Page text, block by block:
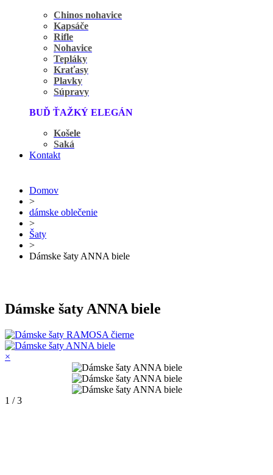
Chinos nohavice
Kapsáče
Rifle
Nohavice
Tepláky
Kraťasy
Plavky
Súpravy
BUĎ ŤAŽKÝ ELEGÁN
Košele
Saká
Kontakt
Domov
>
dámske oblečenie
>
Šaty
>
Dámske šaty ANNA biele
Dámske šaty ANNA biele
×
1 / 3